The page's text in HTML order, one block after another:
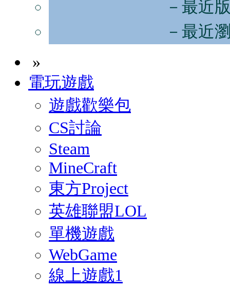
－最近
－最近
»
電玩遊戲
遊戲歡樂包
CS討論
Steam
MineCraft
東方Project
英雄聯盟LOL
單機遊戲
WebGame
線上遊戲1